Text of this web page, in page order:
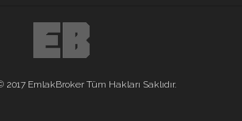
EmlakBroker Tüm Hakları Saklıdır.